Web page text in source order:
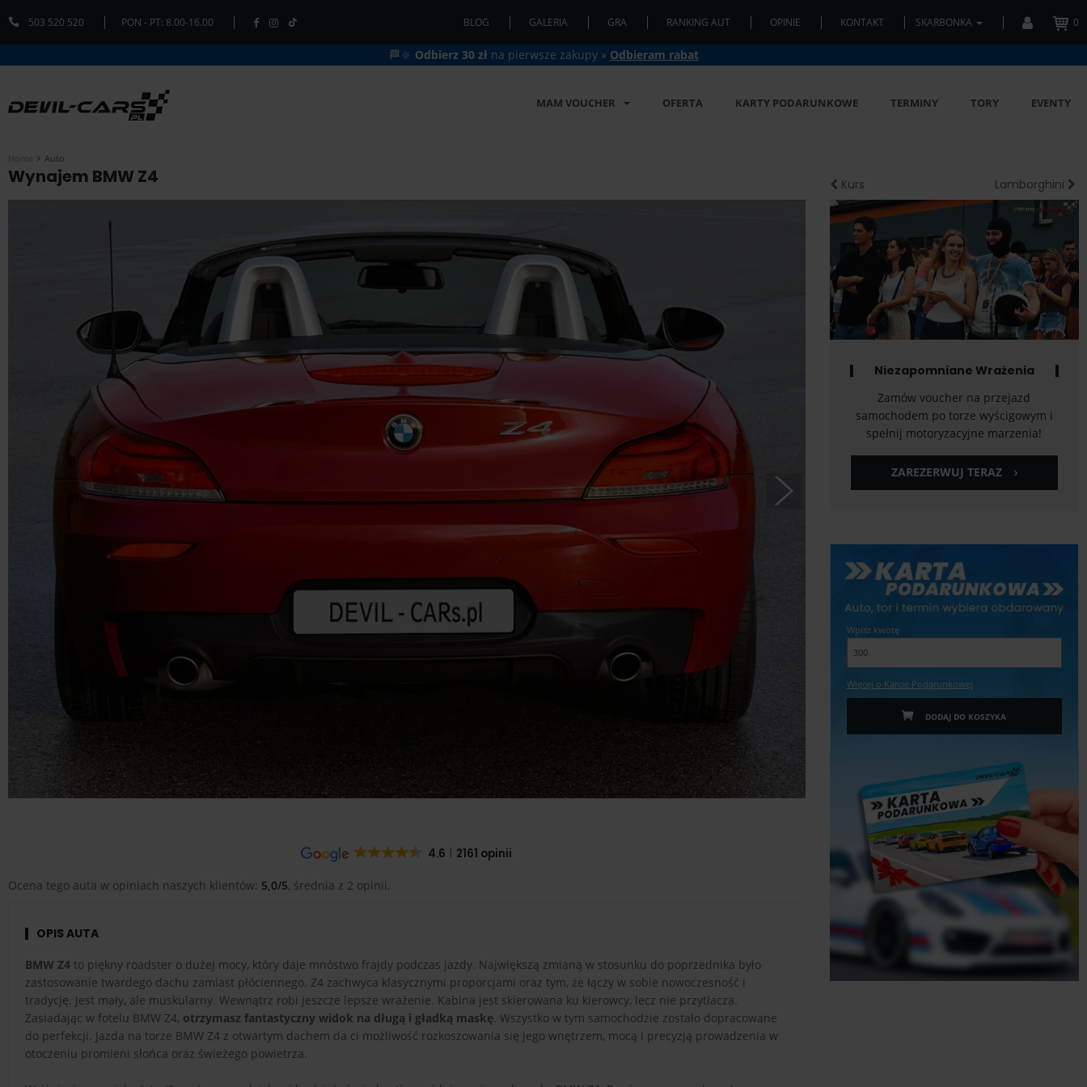
503 520 520 PON - PT: 8.00-16.00 BLOG GALERIA GRA RANKING AUT OPINIE KONTAKT SKARBONKA 0
🏁🔆 Odbierz 30 zł na pierwsze zakupy » Odbieram rabat
MAM VOUCHER OFERTA KARTY PODARUNKOWE TERMINY TORY EVENTY
Home Auto
Wynajem BMW Z4
4.6 2161 opinii
Ocena tego auta w opiniach naszych klientów: 5,0/5, średnia z 2 opinii.
OPIS AUTA
BMW Z4 to piękny roadster o dużej mocy, który daje mnóstwo frajdy podczas jazdy. Największą zmianą w stosunku do poprzednika było
zastosowanie twardego dachu zamiast płóciennego. Z4 zachwyca klasycznymi proporcjami oraz tym, że łączy w sobie nowoczesność i
tradycję. Jest mały, ale muskularny. Wewnątrz robi jeszcze lepsze wrażenie. Kabina jest skierowana ku kierowcy, lecz nie przytłacza.
Zasiadając w fotelu BMW Z4, otrzymasz fantastyczny widok na długą i gładką maskę. Wszystko w tym samochodzie zostało dopracowane
do perfekcji. Jazda na torze BMW Z4 z otwartym dachem da ci możliwość rozkoszowania się jego wnętrzem, mocą i precyzją prowadzenia w
otoczeniu promieni słońca oraz świeżego powietrza.
Kurs Lamborghini
Niezapomniane Wrażenia
Zamów voucher na przejazd
samochodem po torze wyścigowym i
spełnij motoryzacyjne marzenia!
ZAREZERWUJ TERAZ
Wpisz kwotę
Więcej o Karcie Podarunkowej
DODAJ DO KOSZYKA